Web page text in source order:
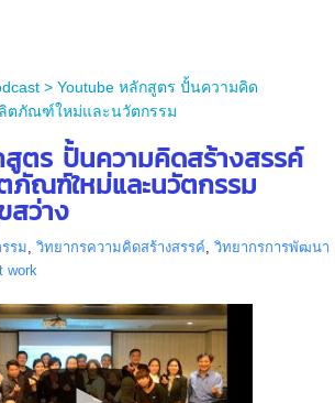
> Youtube หลักสูตร ปั้นความคิด
ตภัณฑ์ใหม่และนวัตกรรม
ตร ปั้นความคิดสร้างสรรค์
ณฑ์ใหม่และนวัตกรรม
สว่าง
รม, วิทยากรความคิดสร้างสรรค์, วิทยากรการพัฒนา
work